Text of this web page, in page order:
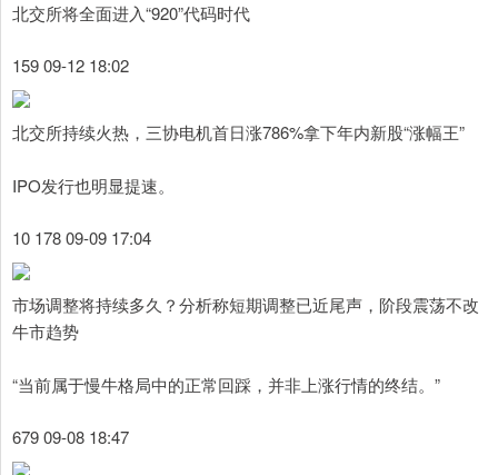
北交所将全面进入“920”代码时代
159 09-12 18:02
北交所持续火热，三协电机首日涨786%拿下年内新股“涨幅王”
IPO发行也明显提速。
10 178 09-09 17:04
市场调整将持续多久？分析称短期调整已近尾声，阶段震荡不改
牛市趋势
“当前属于慢牛格局中的正常回踩，并非上涨行情的终结。”
679 09-08 18:47